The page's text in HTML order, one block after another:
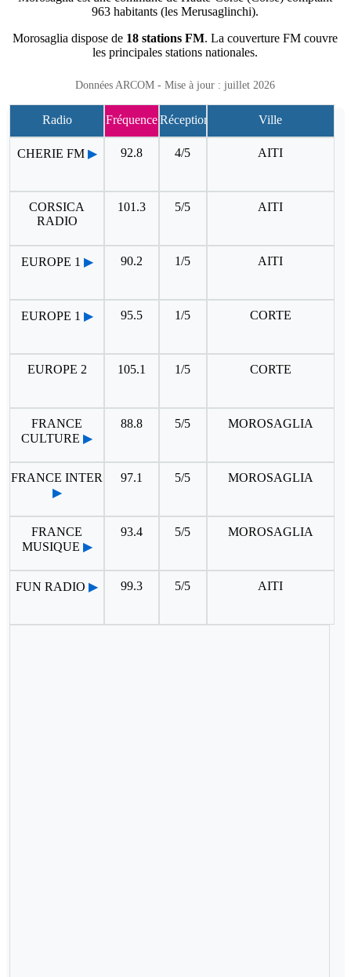
963 habitants (les Merusaglinchi).
Morosaglia dispose de 18 stations FM. La couverture FM couvre
les principales stations nationales.
Données ARCOM - Mise à jour : juillet 2026
Radio FréquenceRéception Ville
CHERIE FM ▶ 92.8 4/5 AITI
CORSICA
RADIO
101.3 5/5 AITI
EUROPE 1 ▶ 90.2 1/5 AITI
EUROPE 1 ▶ 95.5 1/5 CORTE
EUROPE 2 105.1 1/5 CORTE
FRANCE
CULTURE ▶
88.8 5/5 MOROSAGLIA
FRANCE INTER
▶
97.1 5/5 MOROSAGLIA
FRANCE
MUSIQUE ▶
93.4 5/5 MOROSAGLIA
FUN RADIO ▶ 99.3 5/5 AITI